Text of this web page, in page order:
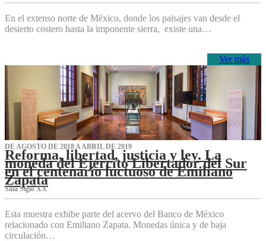
En el extenso norte de México, donde los paisajes van desde el
desierto costero hasta la imponente sierra, existe una…
Ver más
DE AGOSTO DE 2018 A ABRIL DE 2019
Reforma, libertad, justicia y ley. La
moneda del Ejército Libertador del Sur
en el centenario luctuoso de Emiliano
Zapata
Sala Siglo XX
Esta muestra exhibe parte del acervo del Banco de México
relacionado con Emiliano Zapata. Monedas única y de baja
circulación…